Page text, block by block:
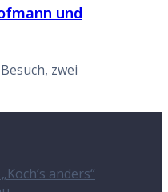
und
zwei
anders“